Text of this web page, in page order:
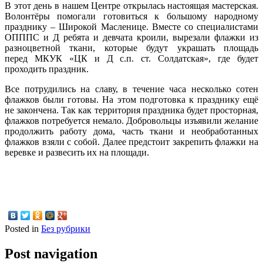
В этот день в нашем Центре открылась настоящая мастерская.
Волонтёры помогали готовиться к большому народному
празднику – Широкой Масленице. Вместе со специалистами
ОПППС и Д ребята и девчата кроили, вырезали флажки из
разноцветной ткани, которые будут украшать площадь
перед МКУК «ЦК и Д с.п. ст. Солдатская», где будет
проходить праздник.
Все потрудились на славу, в течение часа несколько сотен
флажков были готовы. На этом подготовка к празднику ещё
не закончена. Так как территория праздника будет просторная,
флажков потребуется немало. Добровольцы изъявили желание
продолжить работу дома, часть ткани и необработанных
флажков взяли с собой. Далее предстоит закрепить флажки на
веревке и развесить их на площади.
Posted in Без рубрики
Post navigation